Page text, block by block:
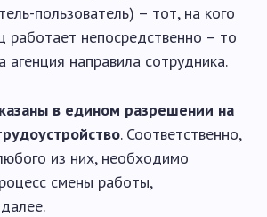
пользователь) – тот, на кого
работает непосредственно – то
агенция направила сотрудника.
в едином разрешении на
. Соответственно,
из них, необходимо
смены работы,